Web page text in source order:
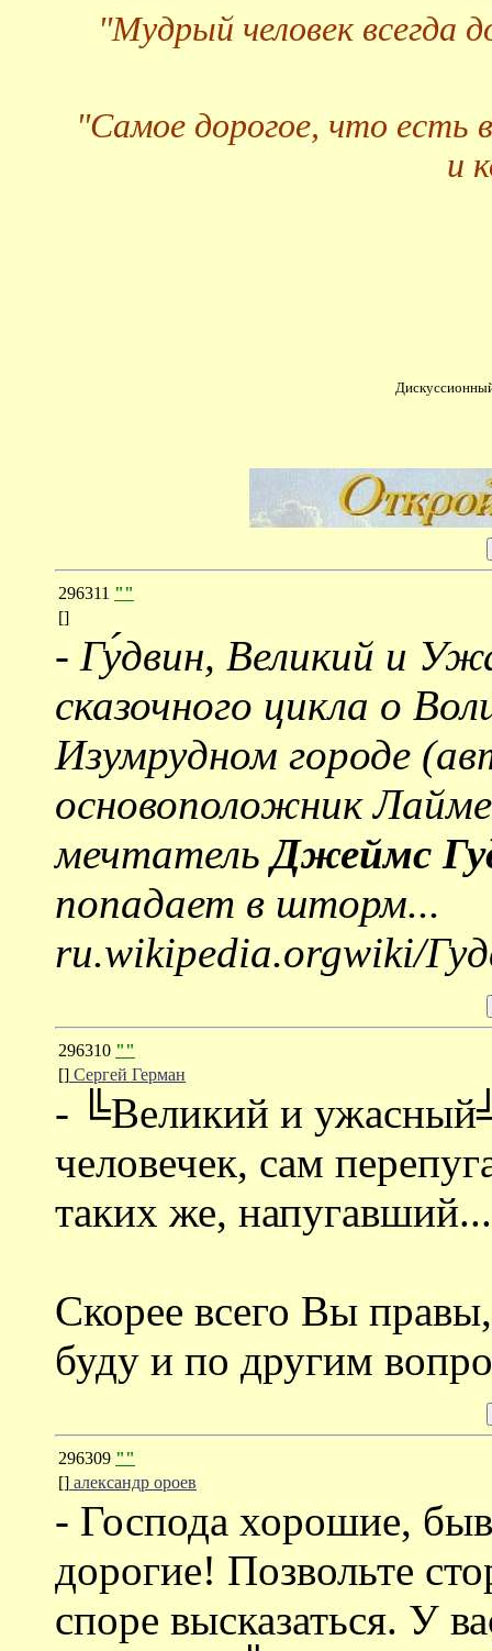
"Мудрый человек всегда
"Самое дорогое, что есть
и
296311 ""
[]
- Гу́двин, Великий и
сказочного цикла о
Изумрудном городе
основоположник
мечтательДжеймс
попадает в шторм...
ru.wikipedia.orgwiki/
296310 ""
[] Сергей Герман
- ╚Великий и
человечек, сам
таких же, напугавший...
Скорее всего Вы
буду и по другим
296309 ""
[] александр ороев
- Господа хорошие,
дорогие! Позвольте
споре высказаться. У